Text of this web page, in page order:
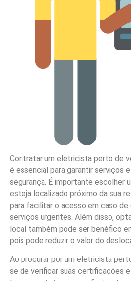
Contratar um eletricista perto de
é essencial para garantir serviços
segurança. É importante escolher
esteja localizado próximo da sua
para facilitar o acesso em caso de
serviços urgentes. Além disso,
local também pode ser benéfico
pois pode reduzir o valor do
Ao procurar por um eletricista
se de verificar suas certificações